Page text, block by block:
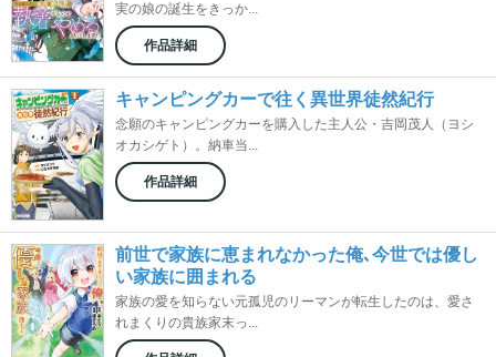
実の娘の誕生をきっか...
作品詳細
キャンピングカーで往く異世界徒然紀行
念願のキャンピングカーを購入した主人公・吉岡茂人（ヨシ
オカシゲト）。納車当...
作品詳細
前世で家族に恵まれなかった俺､今世では優し
い家族に囲まれる
家族の愛を知らない元孤児のリーマンが転生したのは、愛さ
れまくりの貴族家末っ...